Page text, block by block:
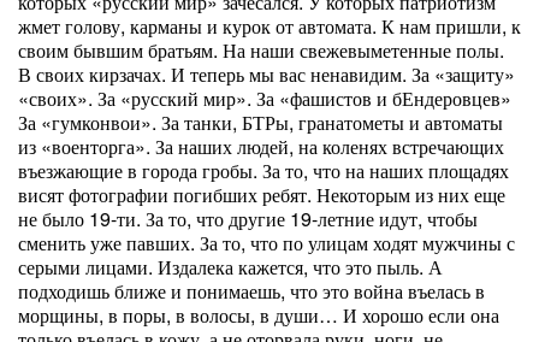
жмет голову, карманы и курок от автомата. К нам пришли, к
своим бывшим братьям. На наши свежевыметенные полы.
В своих кирзачах. И теперь мы вас ненавидим. За «защиту»
«своих». За «русский мир». За «фашистов и бЕндеровцев»
За «гумконвои». За танки, БТРы, гранатометы и автоматы
из «военторга». За наших людей, на коленях встречающих
въезжающие в города гробы. За то, что на наших площадях
висят фотографии погибших ребят. Некоторым из них еще
не было 19-ти. За то, что другие 19-летние идут, чтобы
сменить уже павших. За то, что по улицам ходят мужчины с
серыми лицами. Издалека кажется, что это пыль. А
подходишь ближе и понимаешь, что это война въелась в
морщины, в поры, в волосы, в души… И хорошо если она